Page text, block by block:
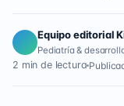
Equipo editorial
Pediatría &
2 min de lectura